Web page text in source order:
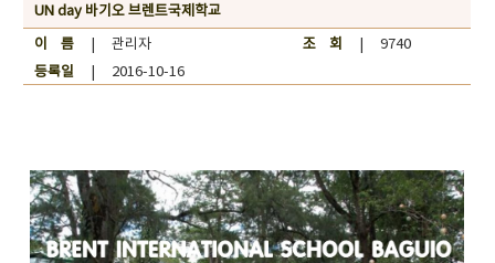
UN day 바기오 브렌트국제학교
이 름| 관리자 조 회
| 9740
등록일| 2016-10-16